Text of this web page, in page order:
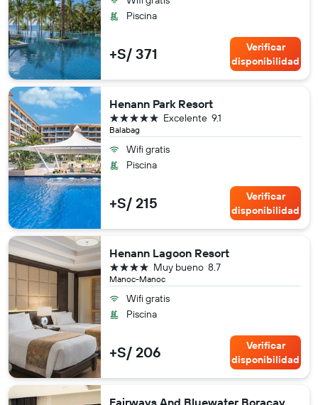
Piscina
+S/ 371
Verificar
disponibilidad
Henann Park Resort
Balabag
9.1
Excelente
5 estrellas
Wifi gratis
Piscina
+S/ 215
Verificar
disponibilidad
Henann Lagoon Resort
Manoc-Manoc
8.7
Muy bueno
4 estrellas
Wifi gratis
Piscina
+S/ 206
Verificar
disponibilidad
Fairways And Bluewater Boracay